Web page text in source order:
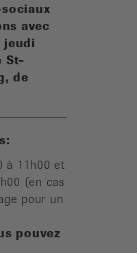
avec
jeudi
St-
de
à 11h00 et
(en cas
pour un
pouvez